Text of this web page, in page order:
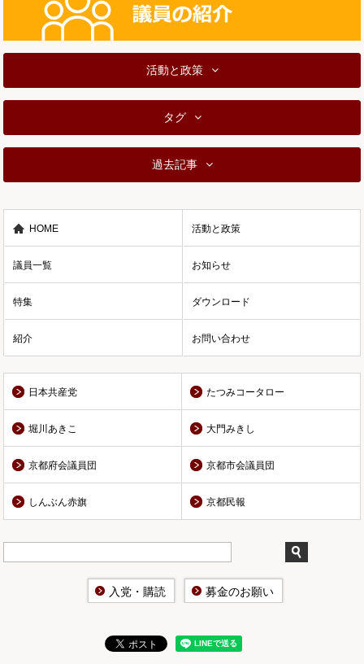
活動と政策
タグ
過去記事
HOME 活動と政策
議員一覧 お知らせ
特集 ダウンロード
紹介 お問い合わせ
日本共産党 たつみコータロー
堀川あきこ 大門みきし
京都府会議員団 京都市会議員団
しんぶん赤旗 京都民報
入党・購読 募金のお願い